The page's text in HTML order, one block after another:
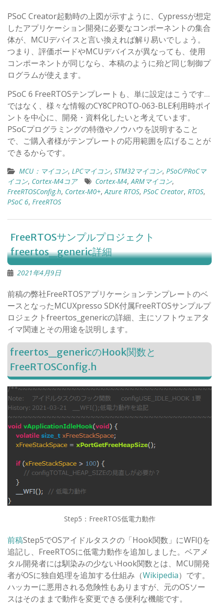
PSoC Creator起動時の上図が示すように、Cypressが想定
したアプリケーション開発に必要なコンポーネントの集合
体が、MCUデバイスと言い換えれば解り易いでしょう。
つまり、評価ボードやMCUデバイスが異なっても、使用
コンポーネントが同じなら、本稿のように殆ど同じ制御プ
ログラムが使えます。
PSoC 6 FreeRTOSテンプレートも、単に設定はこうです…
ではなく、様々な情報のCY8CPROTO-063-BLE利用時ポイ
ントを中心に、開発・資料化したいと考えています。
PSoCプログラミングの特徴やノウハウを説明すること
で、ご購入者様がテンプレートの応用範囲を広げることが
できるからです。
MCU：マイコン, LPCマイコン, STM32マイコン, PSoC/PRoCマ
イコン, Cortex-M4コア Cortex-M4, ARMマイコン,
FreeRTOSConfig.h, Cortex-M0+, Azure RTOS, PSoC Creator, RTOS,
PSoC 6, FreeRTOS
FreeRTOSサンプルプロジェクト
freertos_generic詳細
2021年4月9日
前稿の弊社FreeRTOSアプリケーションテンプレートのベ
ースとなったMCUXpresso SDK付属FreeRTOSサンプルプ
ロジェクトfreertos_genericの詳細、主にソフトウェアタ
イマ関連とその用途を説明します。
freertos_genericのHook関数と
FreeRTOSConfig.h
Step5：FreeRTOS低電力動作
前稿Step5でOSアイドルタスクの「Hook関数」にWFI()を
追記し、FreeRTOSに低電力動作を追加しました。ベアメ
タル開発者には馴染みの少ないHook関数とは、MCU開発
者がOSに独自処理を追加する仕組み（Wikipedia）です。
ハッカーに悪用される危険性もありますが、元のOSソー
スはそのままで動作を変更できる便利な機能です。